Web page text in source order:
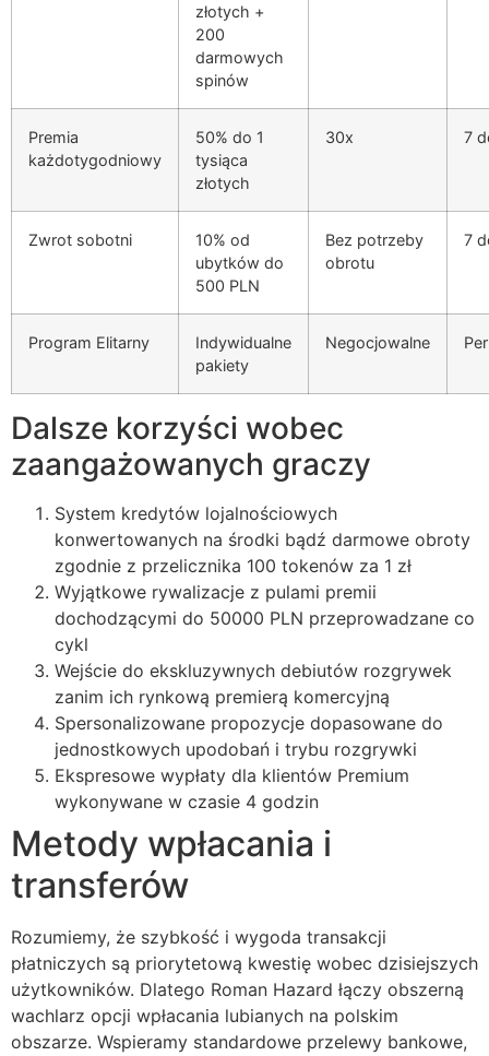
Panel
Panel
panel
panel
Forum
escort
giriş
giriş
złotych +
200
darmowych
spinów
Premia
każdotygodniowy
50% do 1
tysiąca
złotych
30x 7
Zwrot sobotni
10% od
ubytków do
500 PLN
Bez potrzeby
obrotu
7
Program Elitarny
Indywidualne
pakiety
Negocjowalne
Dalsze korzyści wobec
zaangażowanych graczy
System kredytów lojalnościowych
konwertowanych na środki bądź darmowe obroty
zgodnie z przelicznika 100 tokenów za 1 zł
Wyjątkowe rywalizacje z pulami premii
dochodzącymi do 50000 PLN przeprowadzane co
cykl
Wejście do ekskluzywnych debiutów rozgrywek
zanim ich rynkową premierą komercyjną
Spersonalizowane propozycje dopasowane do
jednostkowych upodobań i trybu rozgrywki
Ekspresowe wypłaty dla klientów Premium
wykonywane w czasie 4 godzin
Metody wpłacania i
transferów
Rozumiemy, że szybkość i wygoda transakcji
płatniczych są priorytetową kwestię wobec dzisiejszych
użytkowników. Dlatego Roman Hazard łączy obszerną
wachlarz opcji wpłacania lubianych na polskim
obszarze. Wspieramy standardowe przelewy bankowe,